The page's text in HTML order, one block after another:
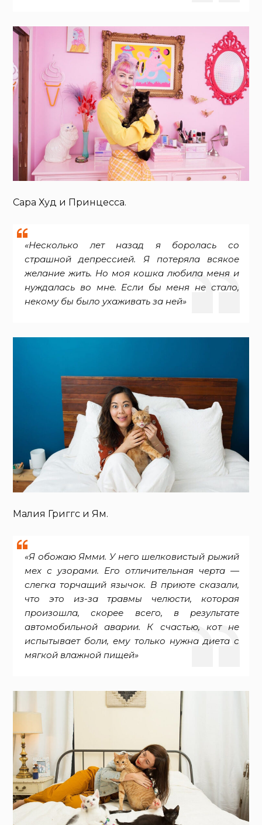
Сара Худ и Принцесса.
«Несколько лет назад я боролась со
страшной депрессией. Я потеряла всякое
желание жить. Но моя кошка любила меня и
нуждалась во мне. Если бы меня не стало,
некому бы было ухаживать за ней»
Малия Григгс и Ям.
«Я обожаю Ямми. У него шелковистый рыжий
мех с узорами. Его отличительная черта —
слегка торчащий язычок. В приюте сказали,
что это из-за травмы челюсти, которая
произошла, скорее всего, в результате
автомобильной аварии. К счастью, кот не
испытывает боли, ему только нужна диета с
мягкой влажной пищей»